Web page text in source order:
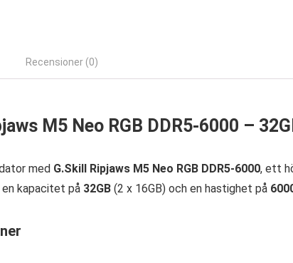
Recensioner (0)
M5 Neo RGB DDR5-6000 –
med G.Skill Ripjaws M5 Neo RGB DDR5-6000, ett
en kapacitet på 32GB (2 x 16GB) och en hastighet på